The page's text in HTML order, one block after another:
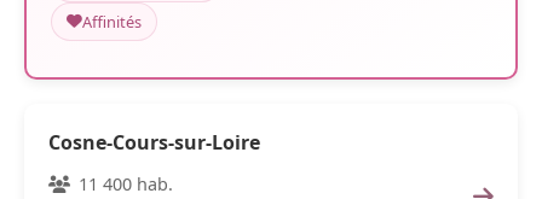
Affinités
Cosne-Cours-sur-Loire
11 400 hab.